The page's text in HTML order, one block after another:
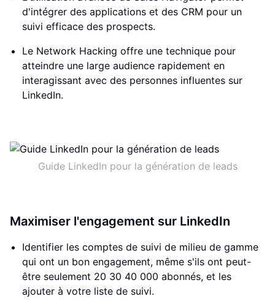
d'intégrer des applications et des CRM pour un
suivi efficace des prospects.
Le Network Hacking offre une technique pour
atteindre une large audience rapidement en
interagissant avec des personnes influentes sur
LinkedIn.
Guide LinkedIn pour la génération de leads
Maximiser l'engagement sur LinkedIn
Identifier les comptes de suivi de milieu de gamme
qui ont un bon engagement, même s'ils ont peut-
être seulement 20 30 40 000 abonnés, et les
ajouter à votre liste de suivi.